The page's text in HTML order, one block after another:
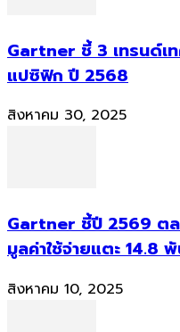
Gartner ชี้ 3 เทรนด์เ
แปซิฟิก ปี 2568
สิงหาคม 30, 2025
Gartner ชี้ปี 2569 ตล
มูลค่าใช้จ่ายแตะ 14.8
สิงหาคม 10, 2025